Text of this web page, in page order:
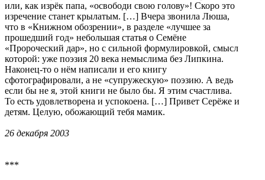
или, как изрёк папа, «освободи свою голову»! Скоро это
изречение станет крылатым. […] Вчера звонила Люша,
что в «Книжном обозрении», в разделе «лучшее за
прошедший год» небольшая статья о Семёне
«Пророческий дар», но с сильной формулировкой, смысл
которой: уже поэзия 20 века немыслима без Липкина.
Наконец-то о нём написали и его книгу
сфотографировали, а не «супружескую» поэзию. А ведь
если бы не я, этой книги не было бы. Я этим счастлива.
То есть удовлетворена и успокоена. […] Привет Серёже и
детям. Целую, обожающий тебя мамик.
26 декабря 2003
***